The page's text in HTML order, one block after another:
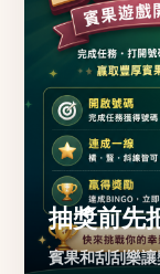
抽獎前先
賓果和刮刮樂